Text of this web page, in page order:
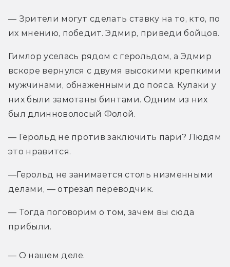
— Зрители могут сделать ставку на то, кто, по
их мнению, победит. Эдмир, приведи бойцов.
Гимлор уселась рядом с герольдом, а Эдмир
вскоре вернулся с двумя высокими крепкими
мужчинами, обнаженными до пояса. Кулаки у
них были замотаны бинтами. Одним из них
был длинноволосый Фолой.
— Герольд не против заключить пари? Людям
это нравится.
—Герольд не занимается столь низменными
делами, — отрезал переводчик.
— Тогда поговорим о том, зачем вы сюда
прибыли.
— О нашем деле.